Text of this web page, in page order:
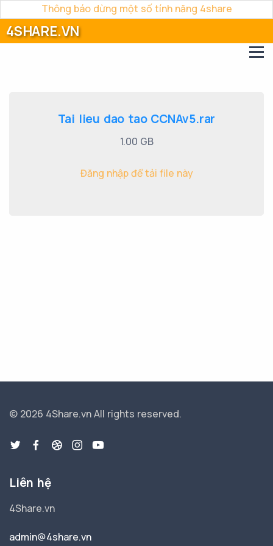
Thông báo dừng một số tính năng 4share
4SHARE.VN
Tai lieu dao tao CCNAv5.rar
1.00 GB
Đăng nhập để tải file này
© 2026 4Share.vnAll rights reserved.
Liên hệ
4Share.vn
admin@4share.vn